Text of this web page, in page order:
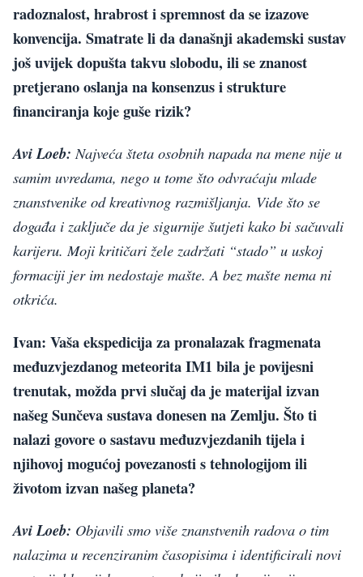
radoznalost, hrabrost i spremnost da se izazove
konvencija. Smatrate li da današnji akademski sustav
još uvijek dopušta takvu slobodu, ili se znanost
pretjerano oslanja na konsenzus i strukture
financiranja koje guše rizik?
Avi Loeb: Najveća šteta osobnih napada na mene nije u
samim uvredama, nego u tome što odvraćaju mlade
znanstvenike od kreativnog razmišljanja. Vide što se
događa i zaključe da je sigurnije šutjeti kako bi sačuvali
karijeru. Moji kritičari žele zadržati “stado” u uskoj
formaciji jer im nedostaje mašte. A bez mašte nema ni
otkrića.
Ivan: Vaša ekspedicija za pronalazak fragmenata
međuzvjezdanog meteorita IM1 bila je povijesni
trenutak, možda prvi slučaj da je materijal izvan
našeg Sunčeva sustava donesen na Zemlju. Što ti
nalazi govore o sastavu međuzvjezdanih tijela i
njihovoj mogućoj povezanosti s tehnologijom ili
životom izvan našeg planeta?
Avi Loeb: Objavili smo više znanstvenih radova o tim
nalazima u recenziranim časopisima i identificirali novi